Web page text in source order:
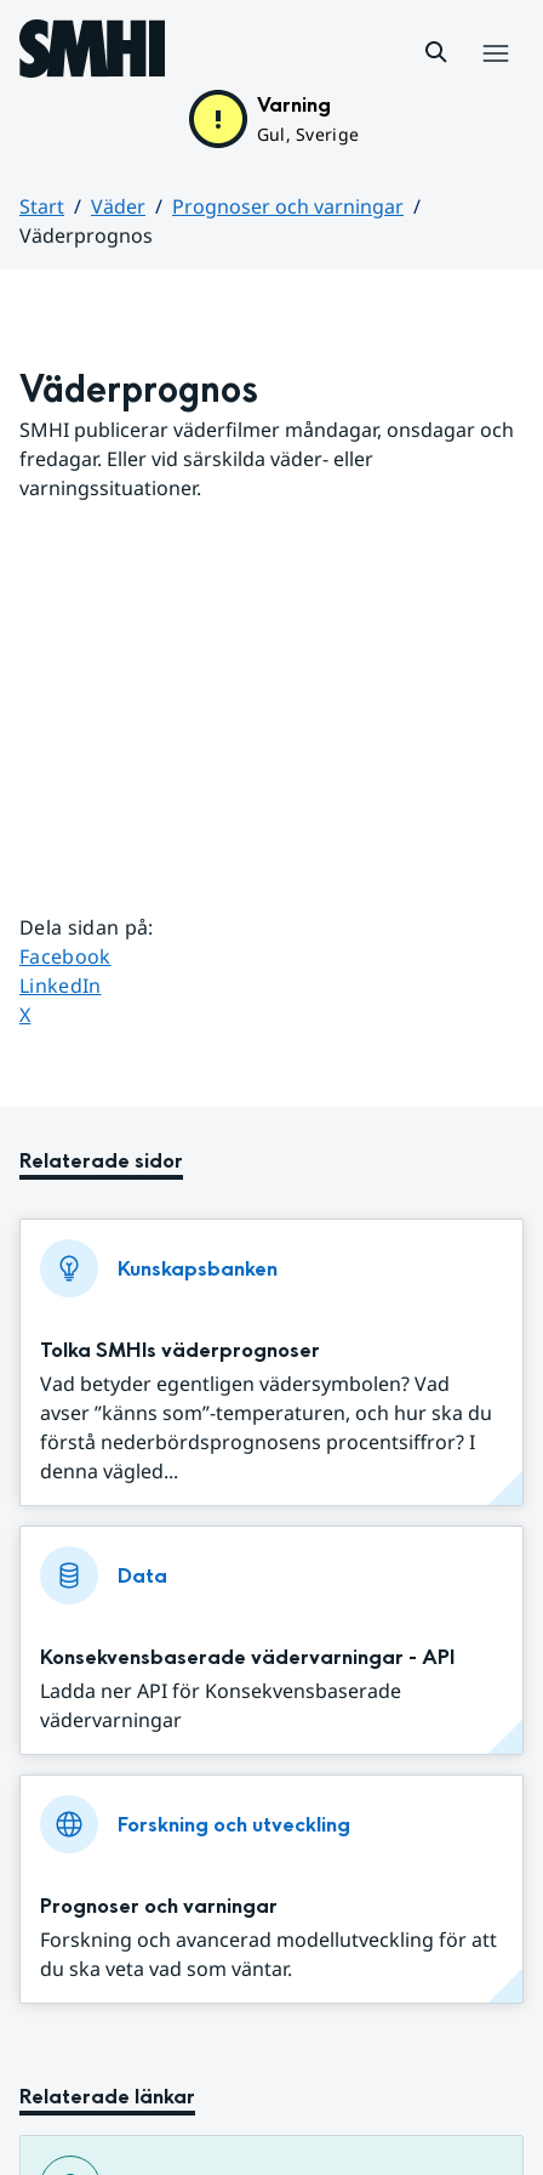
Hoppa till sidans innehåll
Varning
Gul, Sverige
Start Väder
Prognoser och varningar
Väderprognos
Väderprognos
SMHI publicerar väderfilmer måndagar, onsdagar och
fredagar. Eller vid särskilda väder- eller
varningssituationer.
Dela sidan på:
Dela sidan på
Facebook
Dela sidan på
LinkedIn
Dela sidan på
X
Relaterade sidor
Kunskapsbanken
Tolka SMHIs väderprognoser
Vad betyder egentligen vädersymbolen? Vad
avser ”känns som”-temperaturen, och hur ska du
förstå nederbördsprognosens procentsiffror? I
denna vägled...
Data
Konsekvensbaserade vädervarningar - API
Ladda ner API för Konsekvensbaserade
vädervarningar
Forskning och utveckling
Prognoser och varningar
Forskning och avancerad modellutveckling för att
du ska veta vad som väntar.
Relaterade länkar